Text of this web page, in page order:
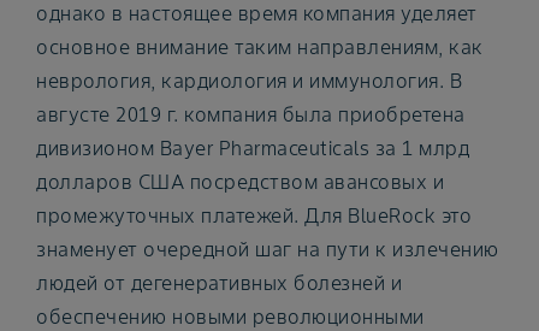
однако в настоящее время компания уделяет
основное внимание таким направлениям, как
неврология, кардиология и иммунология. В
августе 2019 г. компания была приобретена
дивизионом Bayer Pharmaceuticals за 1 млрд
долларов США посредством авансовых и
промежуточных платежей. Для BlueRock это
знаменует очередной шаг на пути к излечению
людей от дегенеративных болезней и
обеспечению новыми революционными